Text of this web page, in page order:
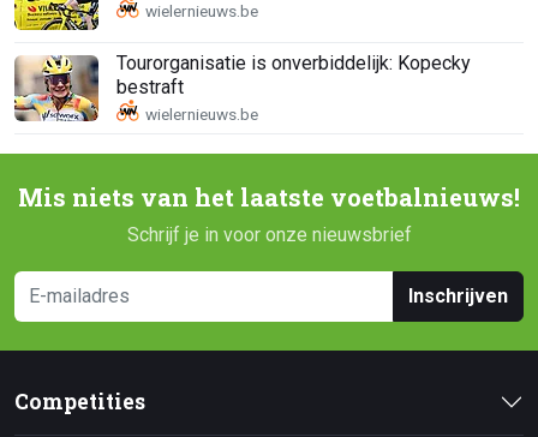
Tourorganisatie is onverbiddelijk: Kopecky
bestraft
Mis niets van het laatste voetbalnieuws!
Schrijf je in voor onze nieuwsbrief
Inschrijven
Competities